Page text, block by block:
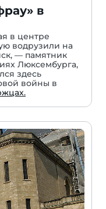
в
в центре
водрузили на
— памятник
Люксембурга,
здесь
войны в